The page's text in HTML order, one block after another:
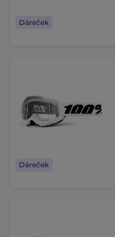
Dáreček
Dáreček